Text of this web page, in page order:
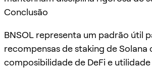
Conclusão
BNSOL representa um padrão útil
recompensas de staking de Solana
composibilidade de DeFi e